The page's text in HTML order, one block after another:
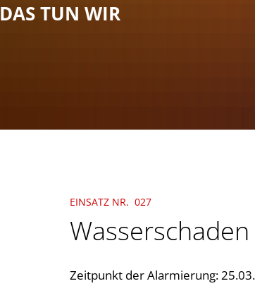
DAS TUN WIR
EINSATZ NR. 027
Wasserschaden
Zeitpunkt der Alarmierung: